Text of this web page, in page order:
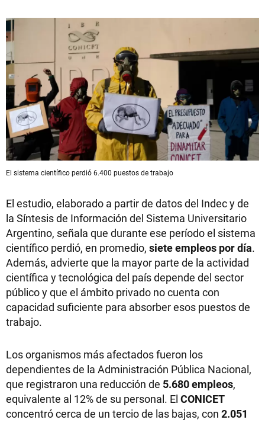
El sistema científico perdió 6.400 puestos de trabajo
El estudio, elaborado a partir de datos del Indec y de
la Síntesis de Información del Sistema Universitario
Argentino, señala que durante ese período el sistema
científico perdió, en promedio, siete empleos por día.
Además, advierte que la mayor parte de la actividad
científica y tecnológica del país depende del sector
público y que el ámbito privado no cuenta con
capacidad suficiente para absorber esos puestos de
trabajo.
Los organismos más afectados fueron los
dependientes de la Administración Pública Nacional,
que registraron una reducción de 5.680 empleos,
equivalente al 12% de su personal. El CONICET
concentró cerca de un tercio de las bajas, con 2.051